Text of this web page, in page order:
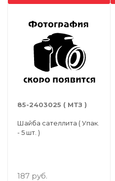
85-2403025 ( МТЗ )
Шайба сателлита ( Упак.
- 5 шт. )
187 руб.